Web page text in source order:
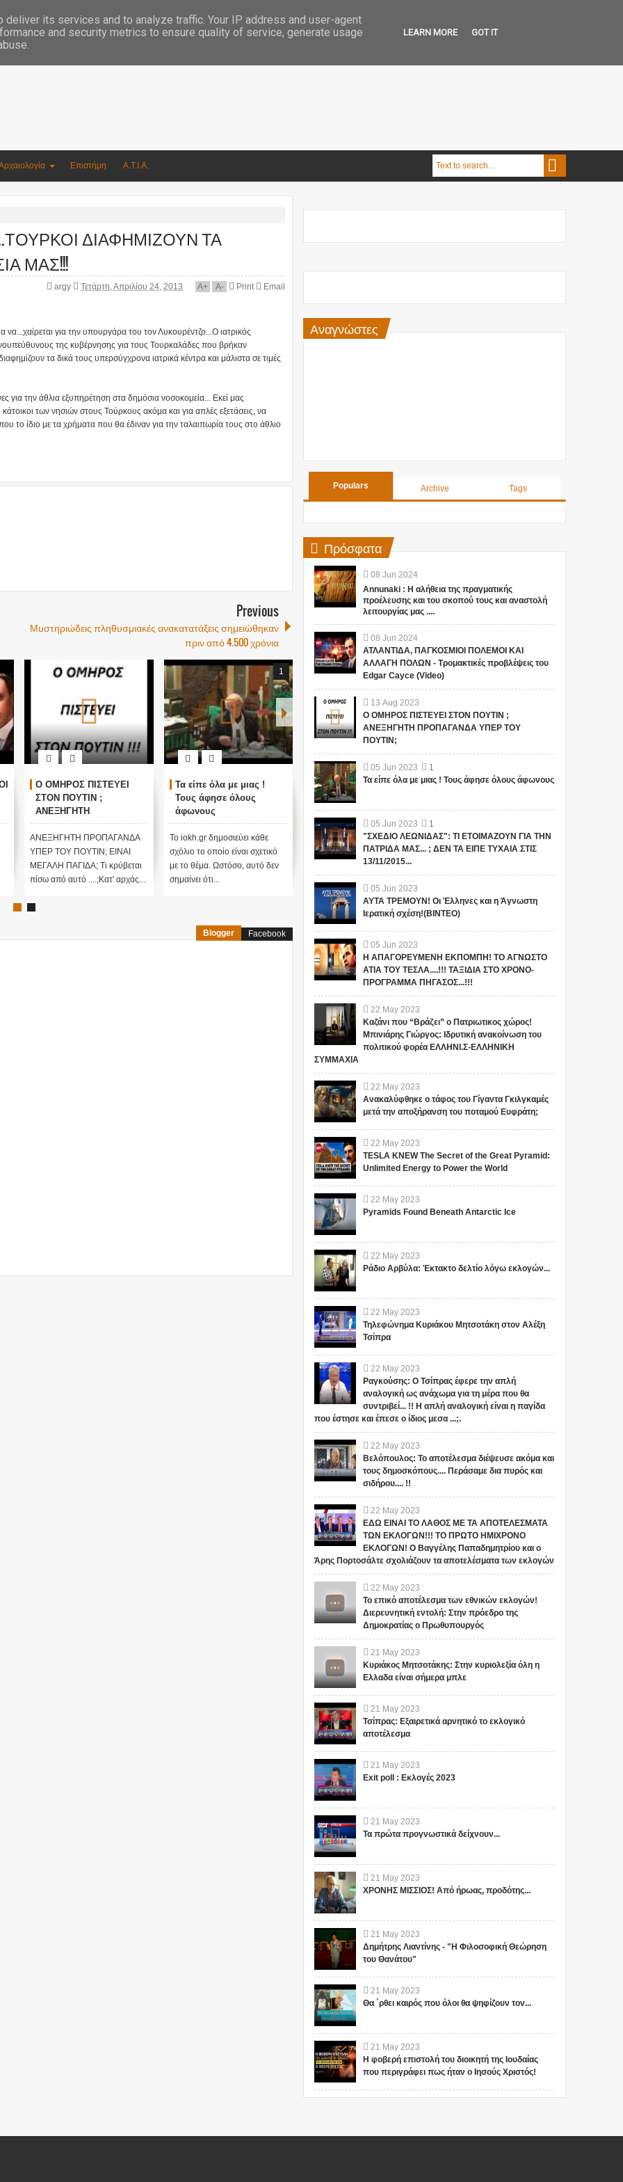
Επιστήμη Α.Τ.Ι.Α.
ΔΙΑΦΗΜΙΖΟΥΝ ΤΑ
ΜΑΣ!!!
argy Τετάρτη, Απριλίου 24, 2013 A+ A- Print Email
για την υπουργάρα του τον Λυκουρέντζο...Ο ιατρικός
της κυβέρνησης για τους Τουρκαλάδες που βρήκαν
τα δικά τους υπερσύγχρονα ιατρικά κέντρα και μάλιστα σε τιμές
για την άθλια εξυπηρέτηση στα δημόσια νοσοκομεία... Εκεί μας
των νησιών στους Τούρκους ακόμα και για απλές εξετάσεις, να
το ίδιο με τα χρήματα που θα έδιναν για την ταλαιπωρία τους στο άθλιο
Previous
Μυστηριώδεις πληθυσμιακές ανακατατάξεις σημειώθηκαν
πριν από 4.500 χρόνια
Ο ΟΜΗΡΟΣ ΠΙΣΤΕΥΕΙ
ΣΤΟΝ ΠΟΥΤΙΝ ;
ΑΝΕΞΗΓΗΤΗ
ΠΡΟΠΑΓΑΝΔΑ ΥΠΕΡ ΤΟΥ
ΠΟΥΤΙΝ;
ΑΝΕΞΗΓΗΤΗ ΠΡΟΠΑΓΑΝΔΑ
ΥΠΕΡ ΤΟΥ ΠΟΥΤΙΝ; ΕΙΝΑΙ
ΜΕΓΑΛΗ ΠΑΓΙΔΑ; Τι κρύβεται
πίσω από αυτό ....;Κατ' αρχάς...
1
Τα είπε όλα με μιας !
Τους άφησε όλους
άφωνους
Το iokh.gr δημοσιεύει κάθε
σχόλιο το οποίο είναι σχετικό
με το θέμα. Ωστόσο, αυτό δεν
σημαίνει ότι...
1
"ΣΧΕΔΙΟ ΛΕΩΝΙΔΑΣ": ΤΙ
ΕΤΟΙΜΑΖΟΥΝ ΓΙΑ ΤΗΝ
ΠΑΤΡΙΔΑ ΜΑΣ... ; ΔΕΝ ΤΑ
ΕΙΠΕ ΤΥΧΑΙΑ ΣΤΙΣ
13/11/2015...
Το iokh.gr δημοσιεύει κάθε
σχόλιο το οποίο είναι σχετικό
με το θέμα. Ωστόσο, αυτό δεν
ΑΥΤΑ ΤΡΕΜΟΥΝ! Οι
Ιερατική σχέση!(ΒΙΝΤΕΟ)
Το iokh.gr δημοσιεύει κάθε
σχόλιο το οποίο είναι σχετικό
Blogger Facebook
Αναγνώστες
Populars Archive Tags
Πρόσφατα
08 Jun 2024
Annunaki : Η αλήθεια της πραγματικής
προέλευσης και του σκοπού τους και αναστολή
λειτουργίας μας ....
08 Jun 2024
ΑΤΛΑΝΤΙΔΑ, ΠΑΓΚΟΣΜΙΟΙ ΠΟΛΕΜΟΙ ΚΑΙ
ΑΛΛΑΓΗ ΠΟΛΩΝ - Τρομακτικές προβλέψεις του
Edgar Cayce (Video)
13 Aug 2023
Ο ΟΜΗΡΟΣ ΠΙΣΤΕΥΕΙ ΣΤΟΝ ΠΟΥΤΙΝ ;
ΑΝΕΞΗΓΗΤΗ ΠΡΟΠΑΓΑΝΔΑ ΥΠΕΡ ΤΟΥ
ΠΟΥΤΙΝ;
05 Jun 2023
1
Τα είπε όλα με μιας ! Τους άφησε όλους άφωνους
05 Jun 2023
1
"ΣΧΕΔΙΟ ΛΕΩΝΙΔΑΣ": ΤΙ ΕΤΟΙΜΑΖΟΥΝ ΓΙΑ ΤΗΝ
ΠΑΤΡΙΔΑ ΜΑΣ... ; ΔΕΝ ΤΑ ΕΙΠΕ ΤΥΧΑΙΑ ΣΤΙΣ
13/11/2015...
05 Jun 2023
ΑΥΤΑ ΤΡΕΜΟΥΝ! Οι Έλληνες και η Άγνωστη
Ιερατική σχέση!(ΒΙΝΤΕΟ)
05 Jun 2023
Η ΑΠΑΓΟΡΕΥΜΕΝΗ ΕΚΠΟΜΠΗ! ΤΟ ΑΓΝΩΣΤΟ
ΑΤΙΑ ΤΟΥ ΤΕΣΛΑ....!!! ΤΑΞΙΔΙΑ ΣΤΟ ΧΡΟΝΟ-
ΠΡΟΓΡΑΜΜΑ ΠΗΓΑΣΟΣ...!!!
22 May 2023
Καζάνι που “Βράζει” ο Πατριωτικος χώρος!
Μπινιάρης Γιώργος: Ιδρυτική ανακοίνωση του
πολιτικού φορέα ΕΛΛΗΝΙ.Σ-ΕΛΛΗΝΙΚΗ
ΣΥΜΜΑΧΙΑ
22 May 2023
Ανακαλύφθηκε ο τάφος του Γίγαντα Γκιλγκαμές
μετά την αποξήρανση του ποταμού Ευφράτη;
22 May 2023
TESLA KNEW The Secret of the Great Pyramid:
Unlimited Energy to Power the World
22 May 2023
Pyramids Found Beneath Antarctic Ice
22 May 2023
Ράδιο Αρβύλα: Έκτακτο δελτίο λόγω εκλογών...
22 May 2023
Τηλεφώνημα Κυριάκου Μητσοτάκη στον Αλέξη
Τσίπρα
22 May 2023
Ραγκούσης: Ο Τσίπρας έφερε την απλή
αναλογική ως ανάχωμα για τη μέρα που θα
συντριβεί... !! Η απλή αναλογική είναι η παγίδα
που έστησε και έπεσε ο ίδιος μεσα ...;.
22 May 2023
Βελόπουλος: Το αποτέλεσμα διέψευσε ακόμα και
τους δημοσκόπους.... Περάσαμε δια πυρός και
σιδήρου.... !!
22 May 2023
ΕΔΩ ΕΙΝΑΙ ΤΟ ΛΑΘΟΣ ΜΕ ΤΑ ΑΠΟΤΕΛΕΣΜΑΤΑ
ΤΩΝ ΕΚΛΟΓΩΝ!!! ΤΟ ΠΡΩΤΟ ΗΜΙΧΡΟΝΟ
ΕΚΛΟΓΩΝ! Ο Βαγγέλης Παπαδημητρίου και ο
Άρης Πορτοσάλτε σχολιάζουν τα αποτελέσματα των εκλογών
22 May 2023
Το επικό αποτέλεσμα των εθνικών εκλογών!
Διερευνητική εντολή: Στην πρόεδρο της
Δημοκρατίας ο Πρωθυπουργός
21 May 2023
Κυριάκος Μητσοτάκης: Στην κυριολεξία όλη η
Ελλαδα είναι σήμερα μπλε
21 May 2023
Τσίπρας: Εξαιρετικά αρνητικό το εκλογικό
αποτέλεσμα
21 May 2023
Exit poll : Εκλογές 2023
21 May 2023
Τα πρώτα προγνωστικά δείχνουν...
21 May 2023
ΧΡΟΝΗΣ ΜΙΣΣΙΟΣ! Από ήρωας, προδότης...
21 May 2023
Δημήτρης Λιαντίνης - "Η Φιλοσοφική Θεώρηση
του Θανάτου"
21 May 2023
Θα ΄ρθει καιρός που όλοι θα ψηφίζουν τον...
21 May 2023
Η φοβερή επιστολή του διοικητή της Ιουδαίας
που περιγράφει πως ήταν ο Ιησούς Χριστός!
its services and to analyze traffic. Your IP address and user-agent
and security metrics to ensure quality of service, generate usage
LEARN MORE GOT IT